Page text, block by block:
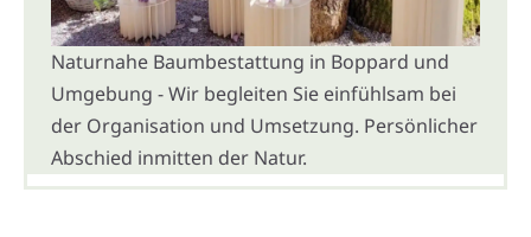
Naturnahe Baumbestattung in Boppard und
Umgebung - Wir begleiten Sie einfühlsam bei
der Organisation und Umsetzung. Persönlicher
Abschied inmitten der Natur.